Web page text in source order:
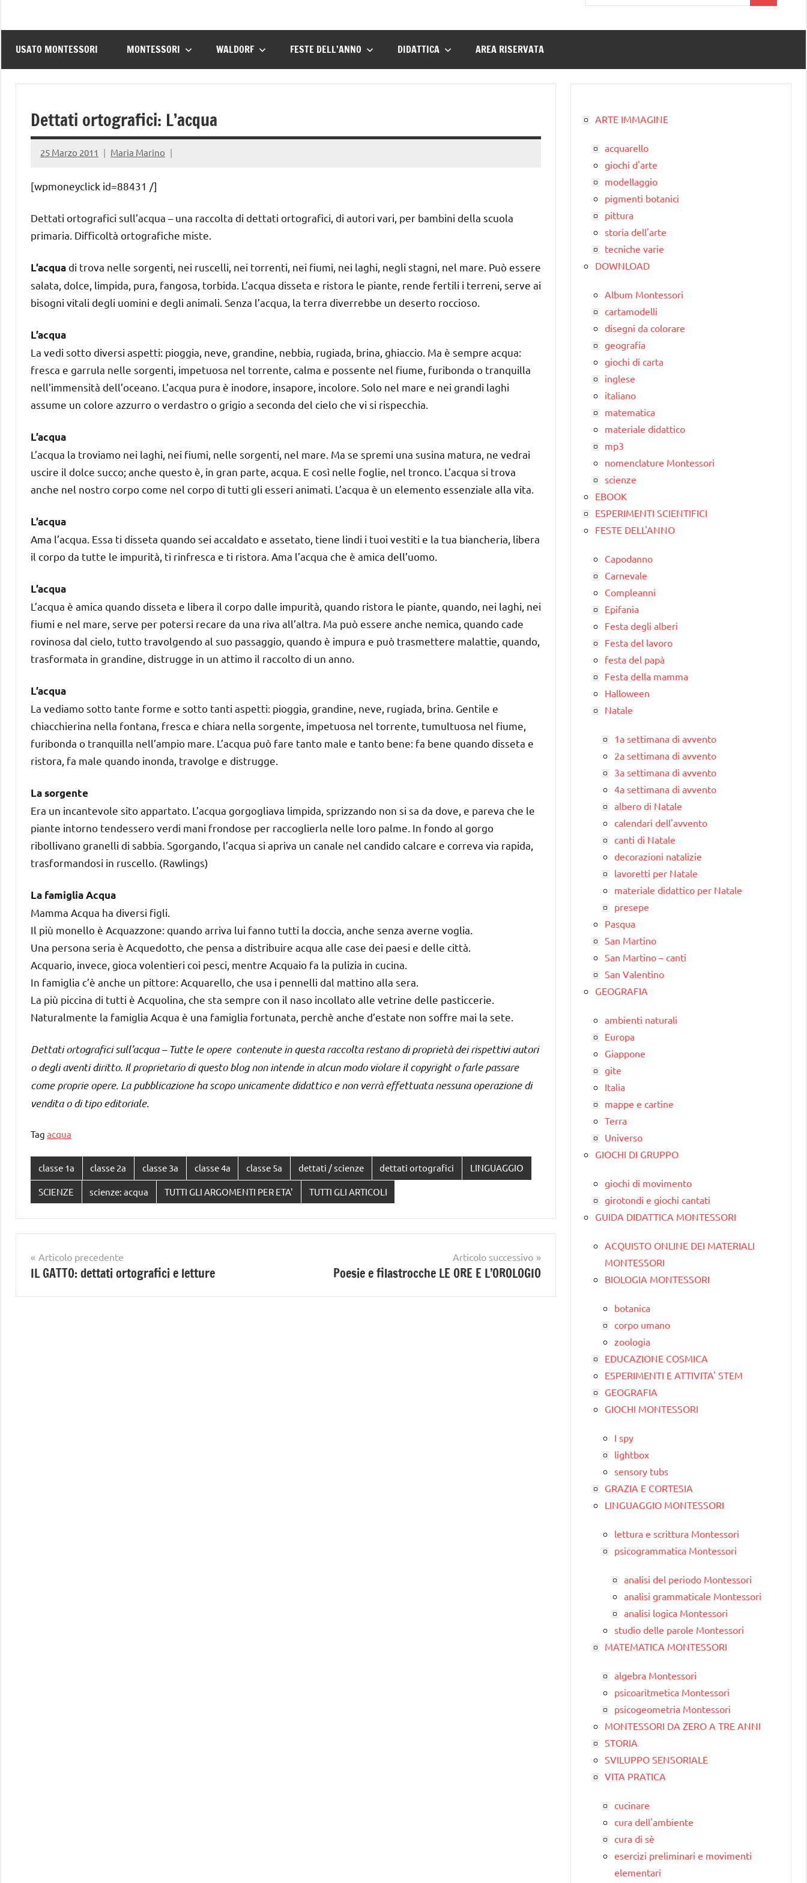
per:
USATO MONTESSORI MONTESSORI WALDORF FESTE DELL’ANNO DIDATTICA AREA RISERVATA
Dettati ortografici: L’acqua
25 Marzo 2011 Maria Marino
[wpmoneyclick id=88431 /]
Dettati ortografici sull’acqua – una raccolta di dettati ortografici, di autori vari, per bambini della scuola
primaria. Difficoltà ortografiche miste.
L’acquadi trova nelle sorgenti, nei ruscelli, nei torrenti, nei fiumi, nei laghi, negli stagni, nel mare. Può essere
salata, dolce, limpida, pura, fangosa, torbida. L’acqua disseta e ristora le piante, rende fertili i terreni, serve ai
bisogni vitali degli uomini e degli animali. Senza l’acqua, la terra diverrebbe un deserto roccioso.
L’acqua
La vedi sotto diversi aspetti: pioggia, neve, grandine, nebbia, rugiada, brina, ghiaccio. Ma è sempre acqua:
fresca e garrula nelle sorgenti, impetuosa nel torrente, calma e possente nel fiume, furibonda o tranquilla
nell’immensità dell’oceano. L’acqua pura è inodore, insapore, incolore. Solo nel mare e nei grandi laghi
assume un colore azzurro o verdastro o grigio a seconda del cielo che vi si rispecchia.
L’acqua
L’acqua la troviamo nei laghi, nei fiumi, nelle sorgenti, nel mare. Ma se spremi una susina matura, ne vedrai
uscire il dolce succo; anche questo è, in gran parte, acqua. E così nelle foglie, nel tronco. L’acqua si trova
anche nel nostro corpo come nel corpo di tutti gli esseri animati. L’acqua è un elemento essenziale alla vita.
L’acqua
Ama l’acqua. Essa ti disseta quando sei accaldato e assetato, tiene lindi i tuoi vestiti e la tua biancheria, libera
il corpo da tutte le impurità, ti rinfresca e ti ristora. Ama l’acqua che è amica dell’uomo.
L’acqua
L’acqua è amica quando disseta e libera il corpo dalle impurità, quando ristora le piante, quando, nei laghi, nei
fiumi e nel mare, serve per potersi recare da una riva all’altra. Ma può essere anche nemica, quando cade
rovinosa dal cielo, tutto travolgendo al suo passaggio, quando è impura e può trasmettere malattie, quando,
trasformata in grandine, distrugge in un attimo il raccolto di un anno.
L’acqua
La vediamo sotto tante forme e sotto tanti aspetti: pioggia, grandine, neve, rugiada, brina. Gentile e
chiacchierina nella fontana, fresca e chiara nella sorgente, impetuosa nel torrente, tumultuosa nel fiume,
furibonda o tranquilla nell’ampio mare. L’acqua può fare tanto male e tanto bene: fa bene quando disseta e
ristora, fa male quando inonda, travolge e distrugge.
La sorgente
Era un incantevole sito appartato. L’acqua gorgogliava limpida, sprizzando non si sa da dove, e pareva che le
piante intorno tendessero verdi mani frondose per raccoglierla nelle loro palme. In fondo al gorgo
ribollivano granelli di sabbia. Sgorgando, l’acqua si apriva un canale nel candido calcare e correva via rapida,
trasformandosi in ruscello. (Rawlings)
La famiglia Acqua
Mamma Acqua ha diversi figli.
Il più monello è Acquazzone: quando arriva lui fanno tutti la doccia, anche senza averne voglia.
Una persona seria è Acquedotto, che pensa a distribuire acqua alle case dei paesi e delle città.
Acquario, invece, gioca volentieri coi pesci, mentre Acquaio fa la pulizia in cucina.
In famiglia c’è anche un pittore: Acquarello, che usa i pennelli dal mattino alla sera.
La più piccina di tutti è Acquolina, che sta sempre con il naso incollato alle vetrine delle pasticcerie.
Naturalmente la famiglia Acqua è una famiglia fortunata, perchè anche d’estate non soffre mai la sete.
Dettati ortografici sull’acqua – Tutte le opere contenute in questa raccolta restano di proprietà dei rispettivi autori
o degli aventi diritto. Il proprietario di questo blog non intende in alcun modo violare il copyright o farle passare
come proprie opere. La pubblicazione ha scopo unicamente didattico e non verrà effettuata nessuna operazione di
vendita o di tipo editoriale.
Tag acqua
classe 1a classe 2a classe 3a classe 4a classe 5a dettati / scienze dettati ortografici LINGUAGGIO
SCIENZE scienze: acqua TUTTI GLI ARGOMENTI PER ETA' TUTTI GLI ARTICOLI
Navigazione
articoli
Articolo precedente
IL GATTO: dettati ortografici e letture
Articolo successivo
Poesie e filastrocche LE ORE E L’OROLOGIO
ARTE IMMAGINE
acquarello
giochi d'arte
modellaggio
pigmenti botanici
pittura
storia dell'arte
tecniche varie
DOWNLOAD
Album Montessori
cartamodelli
disegni da colorare
geografia
giochi di carta
inglese
italiano
matematica
materiale didattico
mp3
nomenclature Montessori
scienze
EBOOK
ESPERIMENTI SCIENTIFICI
FESTE DELL'ANNO
Capodanno
Carnevale
Compleanni
Epifania
Festa degli alberi
Festa del lavoro
festa del papà
Festa della mamma
Halloween
Natale
1a settimana di avvento
2a settimana di avvento
3a settimana di avvento
4a settimana di avvento
albero di Natale
calendari dell'avvento
canti di Natale
decorazioni natalizie
lavoretti per Natale
materiale didattico per Natale
presepe
Pasqua
San Martino
San Martino – canti
San Valentino
GEOGRAFIA
ambienti naturali
Europa
Giappone
gite
Italia
mappe e cartine
Terra
Universo
GIOCHI DI GRUPPO
giochi di movimento
girotondi e giochi cantati
GUIDA DIDATTICA MONTESSORI
ACQUISTO ONLINE DEI MATERIALI
MONTESSORI
BIOLOGIA MONTESSORI
botanica
corpo umano
zoologia
EDUCAZIONE COSMICA
ESPERIMENTI E ATTIVITA' STEM
GEOGRAFIA
GIOCHI MONTESSORI
I spy
lightbox
sensory tubs
GRAZIA E CORTESIA
LINGUAGGIO MONTESSORI
lettura e scrittura Montessori
psicogrammatica Montessori
analisi del periodo Montessori
analisi grammaticale Montessori
analisi logica Montessori
studio delle parole Montessori
MATEMATICA MONTESSORI
algebra Montessori
psicoaritmetica Montessori
psicogeometria Montessori
MONTESSORI DA ZERO A TRE ANNI
STORIA
SVILUPPO SENSORIALE
VITA PRATICA
cucinare
cura dell'ambiente
cura di sè
esercizi preliminari e movimenti
elementari